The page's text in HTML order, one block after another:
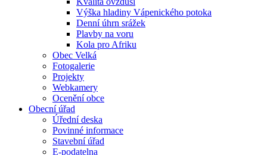
Výška hladiny Vápenického potoka
Denní úhrn srážek
Plavby na voru
Kola pro Afriku
Obec Velká
Fotogalerie
Projekty
Webkamery
Ocenění obce
Obecní úřad
Úřední deska
Povinné informace
Stavební úřad
E-podatelna